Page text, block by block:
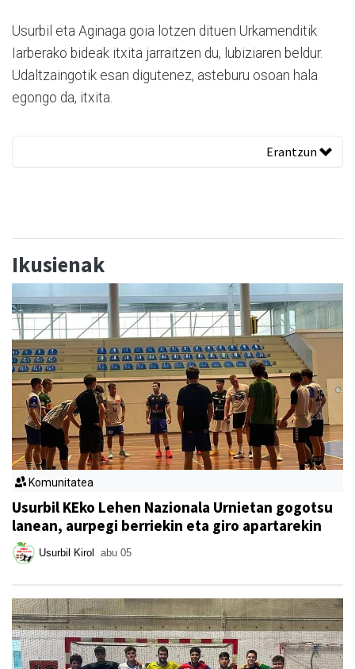
Usurbil eta Aginaga goia lotzen dituen Urkamenditik
Iarberako bideak itxita jarraitzen du, lubiziaren beldur.
Udaltzaingotik esan digutenez, asteburu osoan hala
egongo da, itxita.
Erantzun
Ikusienak
Komunitatea
Usurbil KEko Lehen Nazionala Urnietan gogotsu
lanean, aurpegi berriekin eta giro apartarekin
Usurbil Kirol abu 05